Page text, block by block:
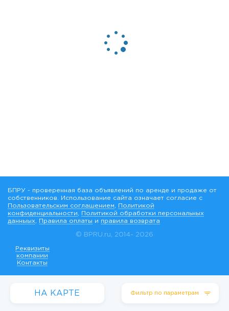
НА КАРТЕ Фильтр по параметрам
Реквизиты
компании
Контакты
© BPRU.ru, 2014- 2026
БПРУ - проверенная база объявлений по аренде и продаже от
собственников. Использование сайта означает согласие с
Пользовательским соглашением
Политикой
конфиденциальности
Политикой обработки персональных
данныых
Правила оплаты и правила возврата